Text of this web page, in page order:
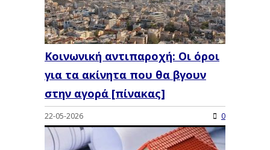
Κοινωνική αντιπαροχή: Οι όροι
για τα ακίνητα που θα βγουν
στην αγορά [πίνακας]
22-05-2026 0